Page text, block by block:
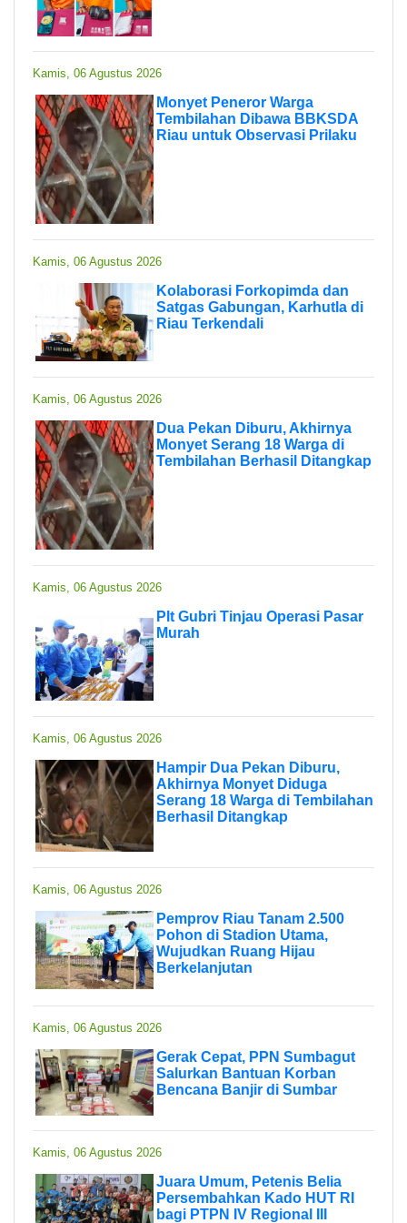
Kamis, 06 Agustus 2026
Monyet Peneror Warga
Tembilahan Dibawa BBKSDA
Riau untuk Observasi Prilaku
Kamis, 06 Agustus 2026
Kolaborasi Forkopimda dan
Satgas Gabungan, Karhutla di
Riau Terkendali
Kamis, 06 Agustus 2026
Dua Pekan Diburu, Akhirnya
Monyet Serang 18 Warga di
Tembilahan Berhasil Ditangkap
Kamis, 06 Agustus 2026
Plt Gubri Tinjau Operasi Pasar
Murah
Kamis, 06 Agustus 2026
Hampir Dua Pekan Diburu,
Akhirnya Monyet Diduga
Serang 18 Warga di Tembilahan
Berhasil Ditangkap
Kamis, 06 Agustus 2026
Pemprov Riau Tanam 2.500
Pohon di Stadion Utama,
Wujudkan Ruang Hijau
Berkelanjutan
Kamis, 06 Agustus 2026
Gerak Cepat, PPN Sumbagut
Salurkan Bantuan Korban
Bencana Banjir di Sumbar
Kamis, 06 Agustus 2026
Juara Umum, Petenis Belia
Persembahkan Kado HUT RI
bagi PTPN IV Regional III